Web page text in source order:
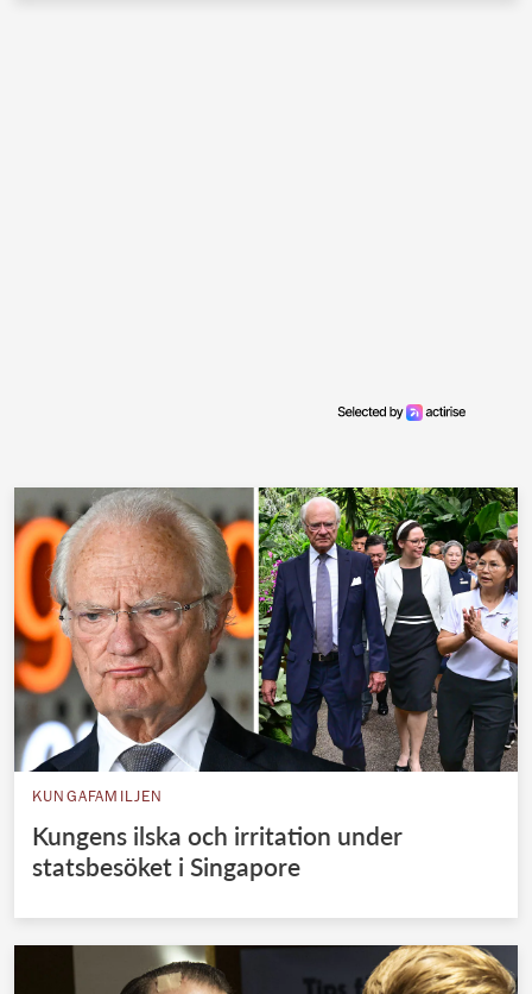
KUNGAFAMILJEN
Kungens ilska och irritation under
statsbesöket i Singapore